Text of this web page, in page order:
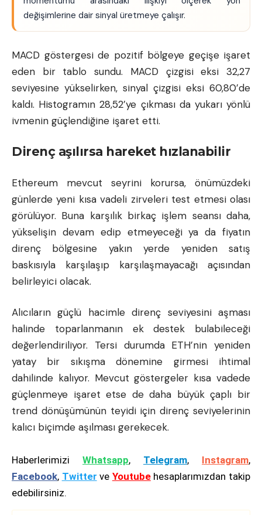
değişimlerine dair sinyal üretmeye çalışır.
MACD göstergesi de pozitif bölgeye geçişe işaret
eden bir tablo sundu. MACD çizgisi eksi 32,27
seviyesine yükselirken, sinyal çizgisi eksi 60,80’de
kaldı. Histogramın 28,52’ye çıkması da yukarı yönlü
ivmenin güçlendiğine işaret etti.
Direnç aşılırsa hareket hızlanabilir
Ethereum mevcut seyrini korursa, önümüzdeki
günlerde yeni kısa vadeli zirveleri test etmesi olası
görülüyor. Buna karşılık birkaç işlem seansı daha,
yükselişin devam edip etmeyeceği ya da fiyatın
direnç bölgesine yakın yerde yeniden satış
baskısıyla karşılaşıp karşılaşmayacağı açısından
belirleyici olacak.
Alıcıların güçlü hacimle direnç seviyesini aşması
halinde toparlanmanın ek destek bulabileceği
değerlendiriliyor. Tersi durumda ETH’nin yeniden
yatay bir sıkışma dönemine girmesi ihtimal
dahilinde kalıyor. Mevcut göstergeler kısa vadede
güçlenmeye işaret etse de daha büyük çaplı bir
trend dönüşümünün teyidi için direnç seviyelerinin
kalıcı biçimde aşılması gerekecek.
Haberlerimizi Whatsapp, Telegram, Instagram,
Facebook, Twitter ve Youtubehesaplarımızdan takip
edebilirsiniz.